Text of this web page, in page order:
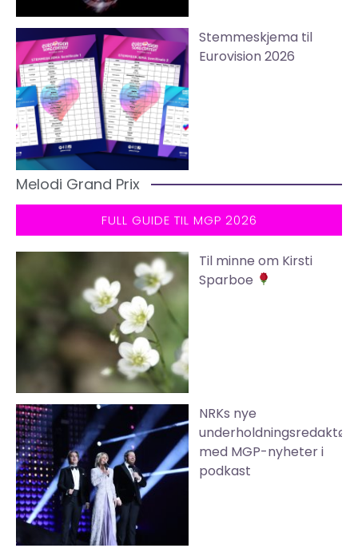
Stemmeskjema til
Eurovision 2026
Melodi Grand Prix
FULL GUIDE TIL MGP 2026
Til minne om Kirsti
Sparboe
NRKs nye
underholdningsredaktør
med MGP-nyheter i
podkast